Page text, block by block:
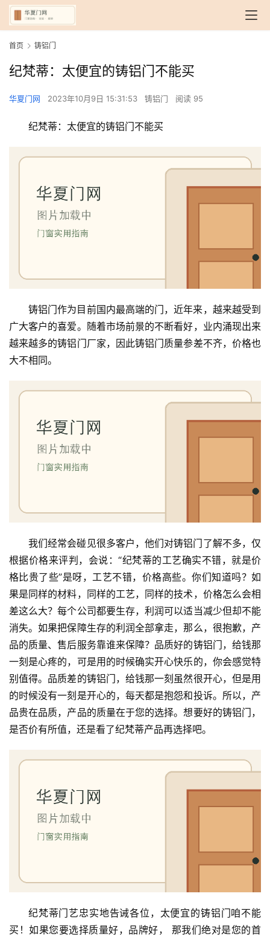
首页 铸铝门
纪梵蒂：太便宜的铸铝门不能买
华夏门网 2023年10月9日 15:31:53 铸铝门 阅读 95
纪梵蒂：太便宜的铸铝门不能买
铸铝门作为目前国内最高端的门，近年来，越来越受到
广大客户的喜爱。随着市场前景的不断看好，业内涌现出来
越来越多的铸铝门厂家，因此铸铝门质量参差不齐，价格也
大不相同。
我们经常会碰见很多客户，他们对铸铝门了解不多，仅
根据价格来评判，会说：“纪梵蒂的工艺确实不错，就是价
格比贵了些”是呀，工艺不错，价格高些。你们知道吗？如
果是同样的材料，同样的工艺，同样的技术，价格怎么会相
差这么大？每个公司都要生存，利润可以适当减少但却不能
消失。如果把保障生存的利润全部拿走，那么，很抱歉，产
品的质量、售后服务靠谁来保障？品质好的铸铝门，给钱那
一刻是心疼的，可是用的时候确实开心快乐的，你会感觉特
别值得。品质差的铸铝门，给钱那一刻虽然很开心，但是用
的时候没有一刻是开心的，每天都是抱怨和投诉。所以，产
品贵在品质，产品的质量在于您的选择。想要好的铸铝门，
是否价有所值，还是看了纪梵蒂产品再选择吧。
纪梵蒂门艺忠实地告诫各位，太便宜的铸铝门咱不能
买！如果您要选择质量好，品牌好， 那我们绝对是您的首